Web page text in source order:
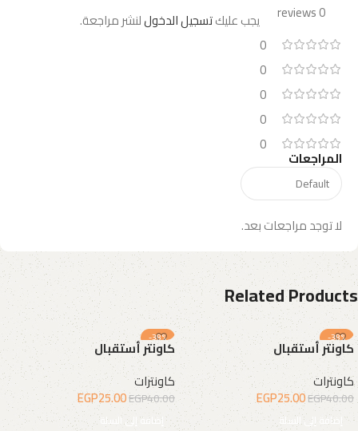
0 reviews
0
0
0
0
0
المراجعات
لا توجد مراجعات بعد.
يجب عليكتسجيل الدخوللنشر مراجعة.
Related Products
-38%
كاونتر أستقبال
كاونترات
EGP40.00
EGP25.00
إضافة إلى السلة
-38%
كاونتر أستقبال
كاونترات
EGP40.00
EGP25.00
إضافة إلى السلة